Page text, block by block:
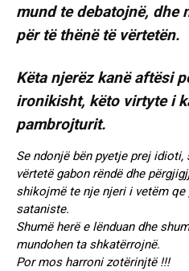
mund te debatojnë, dhe
për të thënë të vërtetën.
Këta njerëz kanë aftësi
ironikisht, këto virtyte i
pambrojturit.
Se ndonjë bën pyetje prej
vërtetë gabon rëndë dhe
shikojmë te nje njeri i vetëm
sataniste.
Shumë herë e lënduan dhe
mundohen ta shkatërrojnë.
Por mos harroni zotërinjtë !!!